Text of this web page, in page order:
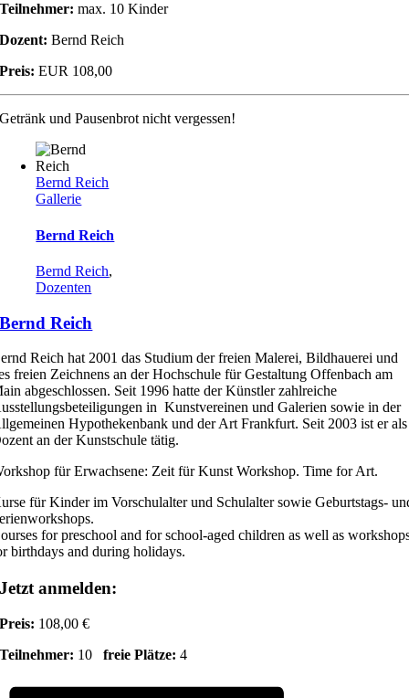
Teilnehmer: max. 10 Kinder
Dozent: Bernd Reich
Preis: EUR 108,00
Getränk und Pausenbrot nicht vergessen!
Bernd Reich
Gallerie
Bernd Reich
Bernd Reich,
Dozenten
Bernd Reich
Reich hat 2001 das Studium der freien Malerei, Bildhauerei und
freien Zeichnens an der Hochschule für Gestaltung Offenbach am
abgeschlossen. Seit 1996 hatte der Künstler zahlreiche
in Kunstvereinen und Galerien sowie in der
Hypothekenbank und der Art Frankfurt. Seit 2003 ist er als
an der Kunstschule tätig.
für Erwachsene: Zeit für Kunst Workshop. Time for Art.
für Kinder im Vorschulalter und Schulalter sowie Geburtstags-
for preschool and for school-aged children as well as
birthdays and during holidays.
Jetzt anmelden:
Preis: 108,00 €
Teilnehmer: 10freie Plätze: 4